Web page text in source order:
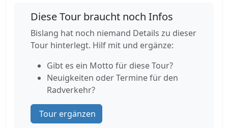
Diese Tour braucht noch Infos
Bislang hat noch niemand Details zu dieser
Tour hinterlegt. Hilf mit und ergänze:
Gibt es ein Motto für diese Tour?
Neuigkeiten oder Termine für den
Radverkehr?
Tour ergänzen